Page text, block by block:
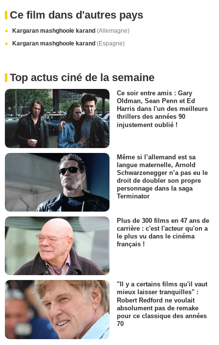
Ce film dans d'autres pays
Kargaran mashghoole karand (Allemagne)
Kargaran mashghoole karand (Espagne)
Top actus ciné de la semaine
Ce soir entre amis : Gary
Oldman, Sean Penn et Ed
Harris dans l'un des meilleurs
thrillers des années 90
injustement oublié !
Même si l’allemand est sa
langue maternelle, Arnold
Schwarzenegger n’a pas eu le
droit de doubler son propre
personnage dans la saga
Terminator
Plus de 300 films en 47 ans de
carrière : c'est l'acteur qu'on a
le plus vu dans le cinéma
français !
"Il y a certains films qu'il vaut
mieux laisser tranquilles" :
Robert Redford ne voulait
absolument pas de remake
pour ce classique des années
70